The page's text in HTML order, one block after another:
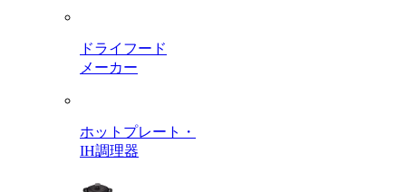
ドライフード
メーカー
ホットプレート・
IH調理器